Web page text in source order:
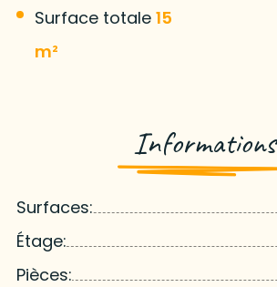
Surface totale 15
m²
Informations
Surfaces:
Étage:
Pièces: